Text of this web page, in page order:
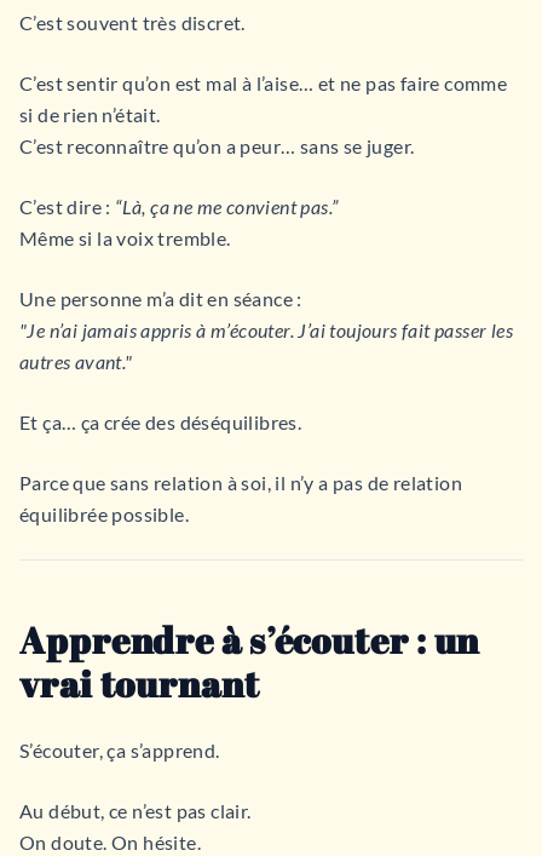
C’est souvent très discret.
C’est sentir qu’on est mal à l’aise… et ne pas faire comme
si de rien n’était.
C’est reconnaître qu’on a peur… sans se juger.
C’est dire : “Là, ça ne me convient pas.”
Même si la voix tremble.
Une personne m’a dit en séance :
"Je n’ai jamais appris à m’écouter. J’ai toujours fait passer les
autres avant."
Et ça… ça crée des déséquilibres.
Parce que sans relation à soi, il n’y a pas de relation
équilibrée possible.
Apprendre à s’écouter : un
vrai tournant
S’écouter, ça s’apprend.
Au début, ce n’est pas clair.
On doute. On hésite.